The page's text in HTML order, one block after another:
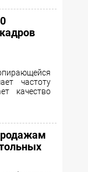
частоту
качество